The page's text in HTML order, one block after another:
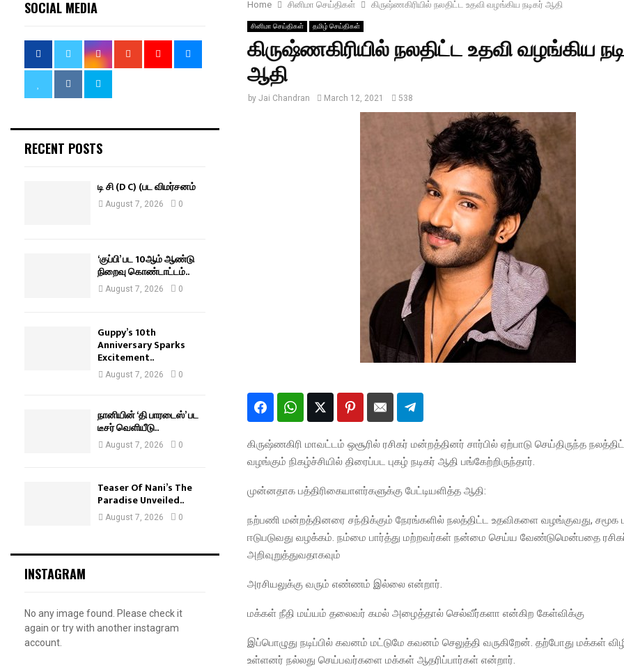
Home சினிமா செய்திகள் கிருஷ்ணகிரியில் நலதிட்ட உதவி வழங்கிய நடிகர் ஆதி
சினிமா செய்திகள் தமிழ் செய்திகள்
கிருஷ்ணகிரியில் நலதிட்ட உதவி வழங்கிய
ஆதி
by Jai Chandran March 12, 2021 538
கிருஷ்ணகிரி மாவட்டம் ஒசூரில் ரசிகர் மன்றத்தினர் சார்பில் ஏற்பாடு செய்திருந்த
வழங்கும் நிகழ்ச்சியில் திரைப்பட புகழ் நடிகர் ஆதி பங்கேற்றிருந்தார்.
முன்னதாக பத்திரிகையாளர்களுக்கு பேட்டியளித்த ஆதி:
நற்பணி மன்றத்தினரை சந்திக்கும் நேரங்களில் நலத்திட்ட உதவிகளை வழங்குவது, சமூக
ஈடுபடுவது வழக்கம். நம்மை பார்த்து மற்றவர்கள் நன்மை செய்ய வேண்டுமென்பதை
அறிவுறுத்துவதாகவும்
அரசியலுக்கு வரும் எண்ணம் இல்லை என்றார்.
மக்கள் நீதி மய்யம் தலைவர் கமல் அழைத்தால் செல்வீர்களா என்கிற கேள்விக்கு
இப்பொழுது நடிப்பில் கவனம் மட்டுமே கவனம் செலுத்தி வருகிறேன். தற்போது மக்கள்
உள்ளனர் நல்லது செய்பவர்களை மக்கள் ஆதரிப்பார்கள் என்றார்.
SOCIAL MEDIA
RECENT POSTS
டி சி (D C) (பட விமர்சனம்
August 7, 2026 0
‘குப்பி’ பட 10ஆம் ஆண்டு
நிறைவு கொண்டாட்டம்..
August 7, 2026 0
Guppy’s 10th
Anniversary Sparks
Excitement..
August 7, 2026 0
நானியின் ‘தி பாரடைஸ்’ பட
டீசர் வெளியீடு..
August 7, 2026 0
Teaser Of Nani’s The
Paradise Unveiled..
August 7, 2026 0
INSTAGRAM
No any image found. Please check it
again or try with another instagram
account.